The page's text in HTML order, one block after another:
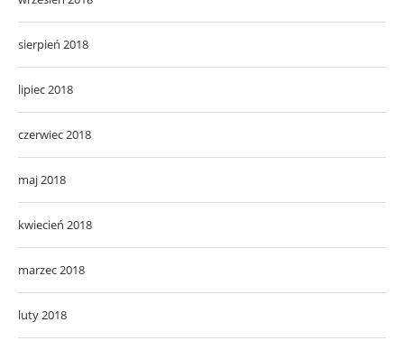
sierpień 2018
lipiec 2018
czerwiec 2018
maj 2018
kwiecień 2018
marzec 2018
luty 2018